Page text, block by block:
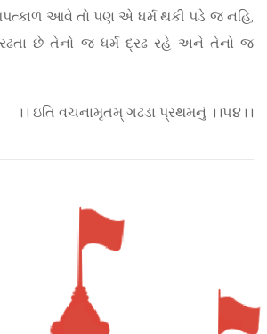
આવે તો પણ એ ધર્મ થકી પડે જ નહિ,
છે તેનો જ ધર્મ દ્રઢ રહે અને તેનો જ
।। ઇતિ વચનામૃતમ્ ગઢડા પ્રથમનું ।।૫૪।।